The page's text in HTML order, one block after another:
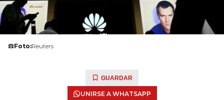
Foto:Reuters
GUARDAR
UNIRSE A WHATSAPP